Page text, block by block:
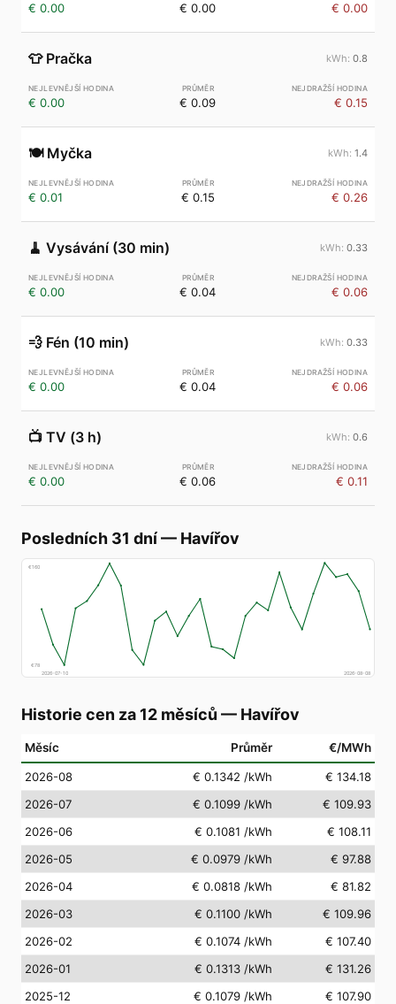
€ 0.00 € 0.00 € 0.00
👕 Pračka 0.8
€ 0.00 € 0.09 € 0.15
🍽️ Myčka 1.4
€ 0.01 € 0.15 € 0.26
🧹 Vysávání (30 min) 0.33
€ 0.00 € 0.04 € 0.06
💨 Fén (10 min) 0.33
€ 0.00 € 0.04 € 0.06
📺 TV (3 h) 0.6
€ 0.00 € 0.06 € 0.11
Posledních 31 dní— Havířov
€160
€78
2026-07-10
2026-08-08
Historie cen za 12 měsíců — Havířov
Měsíc Průměr €/MWh
2026-08 € 0.1342 /kWh
€ 134.18
2026-07
€ 0.1099 /kWh
€ 109.93
2026-06
€ 0.1081 /kWh
€ 108.11
2026-05
€ 0.0979 /kWh
€ 97.88
2026-04
€ 0.0818 /kWh
€ 81.82
2026-03
€ 0.1100 /kWh
€ 109.96
2026-02
€ 0.1074 /kWh
€ 107.40
2026-01
€ 0.1313 /kWh
€ 131.26
2025-12
€ 0.1079 /kWh
€ 107.90